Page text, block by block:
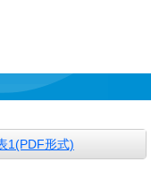
1(PDF形式)